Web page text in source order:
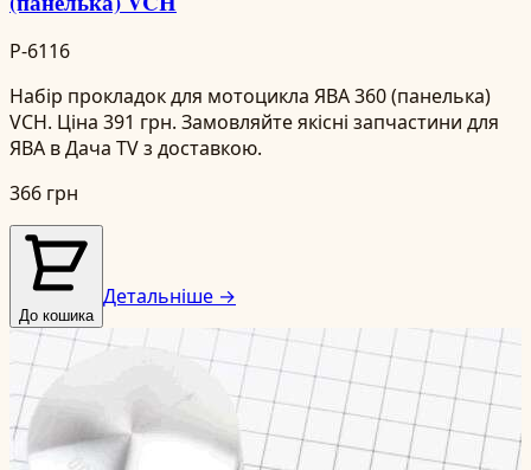
P-6116
Набір прокладок для мотоцикла ЯВА 360 (панелька)
VCH. Ціна 391 грн. Замовляйте якісні запчастини для
ЯВА в Дача TV з доставкою.
366 грн
До кошика
Детальніше →